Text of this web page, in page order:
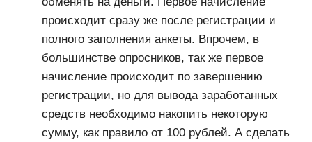
происходит сразу же после регистрации и
полного заполнения анкеты. Впрочем, в
большинстве опросников, так же первое
начисление происходит по завершению
регистрации, но для вывода заработанных
средств необходимо накопить некоторую
сумму, как правило от 100 рублей. А сделать